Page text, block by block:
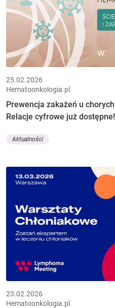
25.02.2026
Hematoonkologia.pl
Prewencja zakażeń u
Relacje cyfrowe już dostępne!
Aktualności
23.02.2026
Hematoonkologia.pl